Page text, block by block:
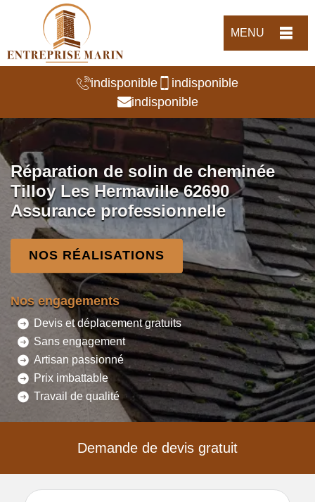
MENU
indisponible
indisponible
indisponible
Réparation de solin de cheminée
Tilloy Les Hermaville 62690
Assurance professionnelle
NOS RÉALISATIONS
Nos engagements
Devis et déplacement gratuits
Sans engagement
Artisan passionné
Prix imbattable
Travail de qualité
Demande de devis gratuit